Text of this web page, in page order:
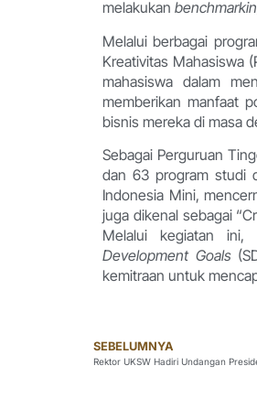
melakukan
Melalui berbagai
Kreativitas Mahasiswa
mahasiswa dalam
memberikan manfaat
bisnis mereka di masa
Sebagai Perguruan
dan 63 program studi
Indonesia Mini,
juga dikenal sebagai
Melalui kegiatan ini,
Development Goals
kemitraan untuk
SEBELUMNYA
Rektor UKSW Hadiri Undangan